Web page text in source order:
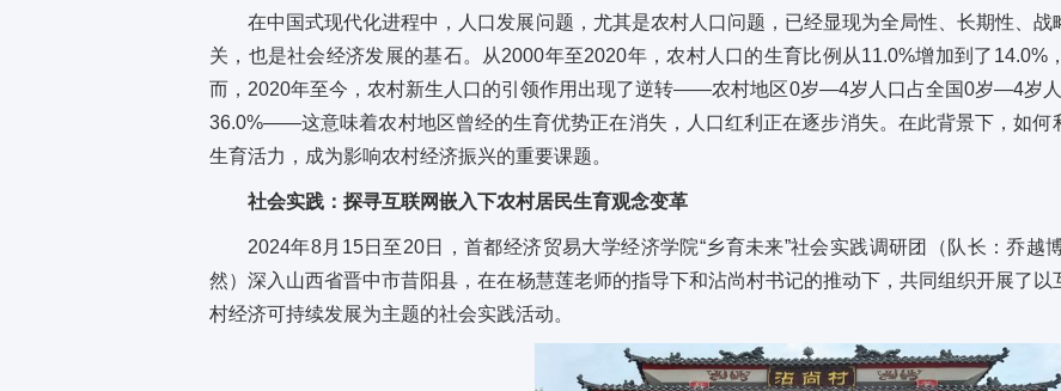
在中国式现代化进程中，人口发展问题，尤其是农村人口问题，已经显现为全局性、长期性、
关，也是社会经济发展的基石。从2000年至2020年，农村人口的生育比例从11.0%增加到了14.0%
而，2020年至今，农村新生人口的引领作用出现了逆转——农村地区0岁—4岁人口占全国0岁—4岁
36.0%——这意味着农村地区曾经的生育优势正在消失，人口红利正在逐步消失。在此背景下，如何
生育活力，成为影响农村经济振兴的重要课题。
社会实践：探寻互联网嵌入下农村居民生育观念变革
2024年8月15日至20日，首都经济贸易大学经济学院“乡育未来”社会实践调研团（队长：乔越
然）深入山西省晋中市昔阳县，在在杨慧莲老师的指导下和沾尚村书记的推动下，共同组织开展了
村经济可持续发展为主题的社会实践活动。